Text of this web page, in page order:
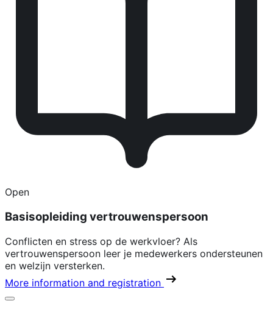
Open
Basisopleiding vertrouwenspersoon
Conflicten en stress op de werkvloer? Als
vertrouwenspersoon leer je medewerkers ondersteunen
en welzijn versterken.
More information and registration